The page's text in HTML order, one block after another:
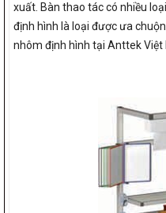
xuất. Bàn thao tác có nhiều
định hình là loại được ưa
nhôm định hình tại Anttek Việt